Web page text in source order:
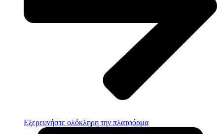
Εξερευνήστε ολόκληρη την πλατφόρμα